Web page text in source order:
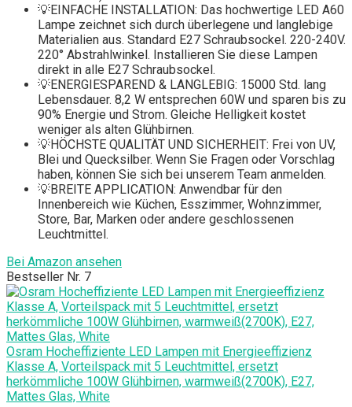
💡EINFACHE INSTALLATION: Das hochwertige LED A60
Lampe zeichnet sich durch überlegene und langlebige
Materialien aus. Standard E27 Schraubsockel. 220-240V.
220° Abstrahlwinkel. Installieren Sie diese Lampen
direkt in alle E27 Schraubsockel.
💡ENERGIESPAREND & LANGLEBIG: 15000 Std. lang
Lebensdauer. 8,2 W entsprechen 60W und sparen bis zu
90% Energie und Strom. Gleiche Helligkeit kostet
weniger als alten Glühbirnen.
💡HÖCHSTE QUALITÄT UND SICHERHEIT: Frei von UV,
Blei und Quecksilber. Wenn Sie Fragen oder Vorschlag
haben, können Sie sich bei unserem Team anmelden.
💡BREITE APPLICATION: Anwendbar für den
Innenbereich wie Küchen, Esszimmer, Wohnzimmer,
Store, Bar, Marken oder andere geschlossenen
Leuchtmittel.
Bei Amazon ansehen
Bestseller Nr. 7
Osram Hocheffiziente LED Lampen mit Energieeffizienz
Klasse A, Vorteilspack mit 5 Leuchtmittel, ersetzt
herkömmliche 100W Glühbirnen, warmweiß(2700K), E27,
Mattes Glas, White